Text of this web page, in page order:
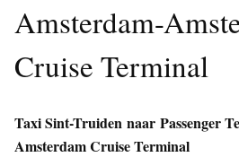
Amsterdam-
Cruise Terminal
Taxi Sint-Truiden naar Passenger
Amsterdam Cruise Terminal